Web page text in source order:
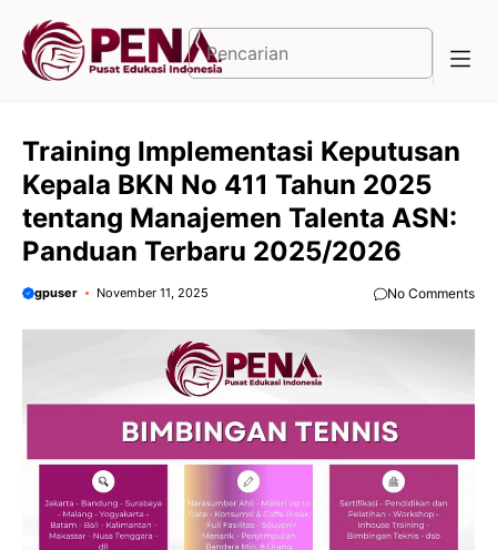
Cari
Training Implementasi Keputusan
Kepala BKN No 411 Tahun 2025
tentang Manajemen Talenta ASN:
Panduan Terbaru 2025/2026
gpuser November 11, 2025 No Comments